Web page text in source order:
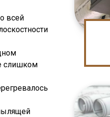
всей
слишком